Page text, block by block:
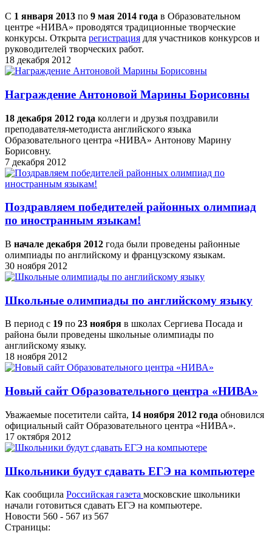
С 1 января 2013 по 9 мая 2014 года в Образовательном
центре «НИВА» проводятся традиционные творческие
конкурсы. Открыта регистрация для участников конкурсов и
руководителей творческих работ.
18 декабря 2012
Награждение Антоновой Марины Борисовны
18 декабря 2012 года коллеги и друзья поздравили
преподавателя-методиста английского языка
Образовательного центра «НИВА» Антонову Марину
Борисовну.
7 декабря 2012
Поздравляем победителей районных олимпиад
по иностранным языкам!
В начале декабря 2012 года были проведены районные
олимпиады по английскому и французскому языкам.
30 ноября 2012
Школьные олимпиады по английскому языку
В период с 19 по 23 ноября в школах Сергиева Посада и
района были проведены школьные олимпиады по
английскому языку.
18 ноября 2012
Новый сайт Образовательного центра «НИВА»
Уважаемые посетители сайта, 14 ноября 2012 года обновился
официальный сайт Образовательного центра «НИВА».
17 октября 2012
Школьники будут сдавать ЕГЭ на компьютере
Как сообщила Российская газета московские школьники
начали готовиться сдавать ЕГЭ на компьютере.
Новости 560 - 567 из 567
Страницы: